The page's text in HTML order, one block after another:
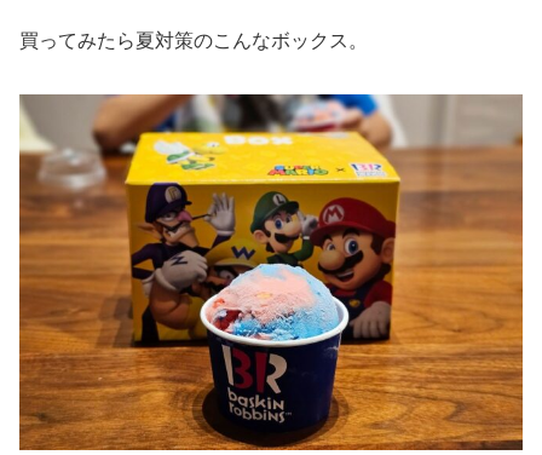
買ってみたら夏対策のこんなボックス。